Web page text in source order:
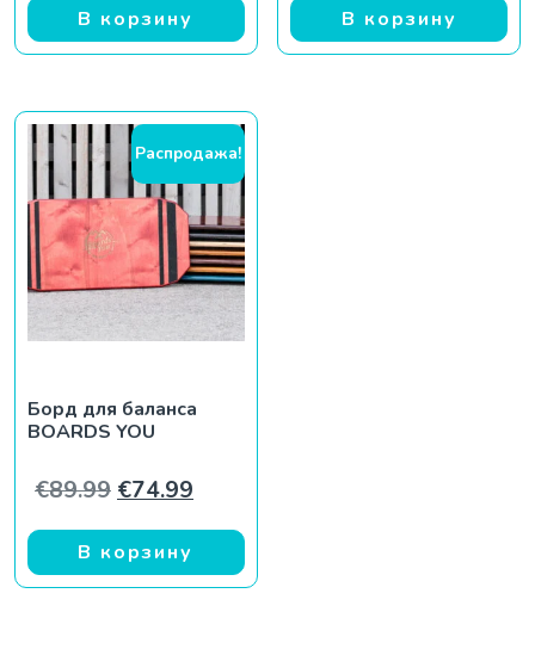
В корзину В корзину
Распродажа!
Борд для баланса
BOARDS YOU
€89.99 Первоначальная цена составляла
€74.99
В корзину